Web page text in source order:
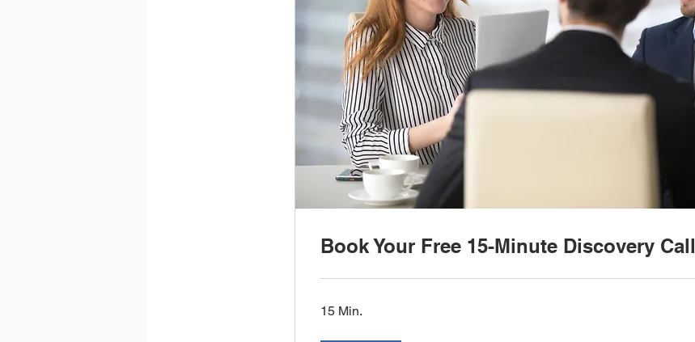
Book Your Free 15-Minute Discovery Call
15 Min.